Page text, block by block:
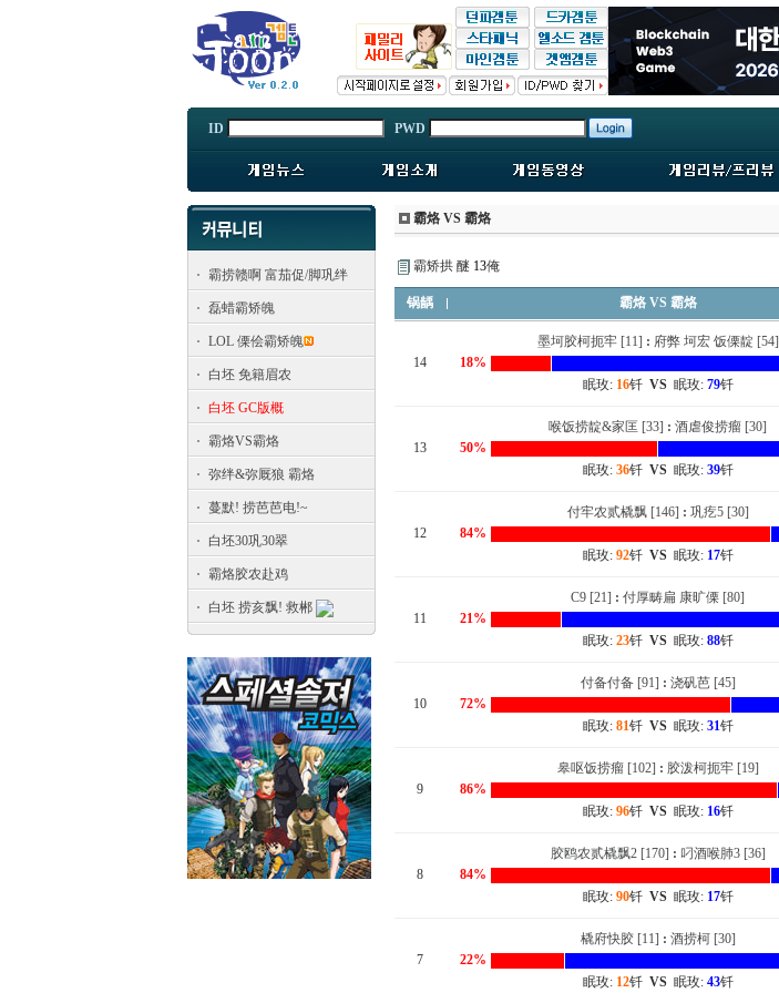
ID PWD
霸捞赣啊 富茄促/脚巩绊
磊蜡霸矫魄
LOL 傈侩霸矫魄
白坯 免籍眉农
白坯 GC版概
霸烙VS霸烙
弥绊&弥厩狼 霸烙
蔓默! 捞芭芭电!~
白坯30巩30翠
霸烙胶农赴鸡
白坯 捞亥飘! 救郴
霸烙 VS 霸烙
霸矫拱 醚 13俺
锅龋 霸烙 VS 霸烙
14
墨坷胶柯扼牢 [11] : 府弊 坷宏 饭傈靛 [54]
18%
眠玫: 16钎 VS眠玫: 79钎
13
喉饭捞靛&家匡 [33] : 酒虐俊捞瘤 [30]
50%
眠玫: 36钎 VS眠玫: 39钎
12
付牢农贰橇飘 [146] : 巩疙5 [30]
84%
眠玫: 92钎 VS眠玫: 17钎
11
C9 [21] : 付厚畴扁 康旷傈 [80]
21%
眠玫: 23钎 VS眠玫: 88钎
10
付备付备 [91] : 浇矾芭 [45]
72%
眠玫: 81钎 VS眠玫: 31钎
9
皋呕饭捞瘤 [102] : 胶泼柯扼牢 [19]
86%
眠玫: 96钎 VS眠玫: 16钎
8
胶鸥农贰橇飘2 [170] : 叼酒喉肺3 [36]
84%
眠玫: 90钎 VS眠玫: 17钎
7
橇府快胶 [11] : 酒捞柯 [30]
22%
眠玫: 12钎 VS眠玫: 43钎